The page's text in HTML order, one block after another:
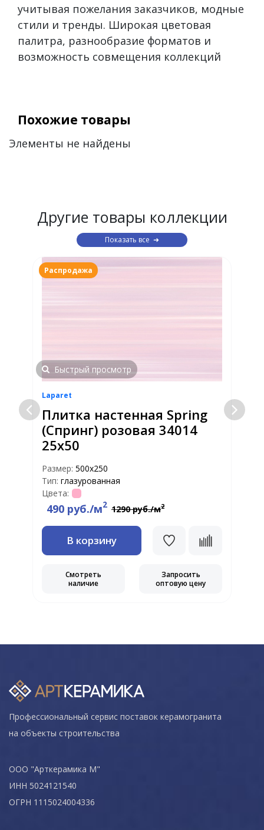
учитывая пожелания заказчиков, модные
стили и тренды. Широкая цветовая
палитра, разнообразие форматов и
возможность совмещения коллекций
Похожие товары
Элементы не найдены
Другие товары коллекции
Показать все
Распродажа
Быстрый просмотр
Laparet
Плитка настенная Spring
(Спринг) розовая 34014
25х50
Размер: 500х250
Тип: глазурованная
Цвета:
490 руб./м2 1290 руб./м2
В корзину
Смотреть
наличие
Запросить
оптовую цену
Профессиональный сервис поставок керамогранита
на объекты строительства
ООО "Арткерамика М"
ИНН 5024121540
ОГРН 1115024004336